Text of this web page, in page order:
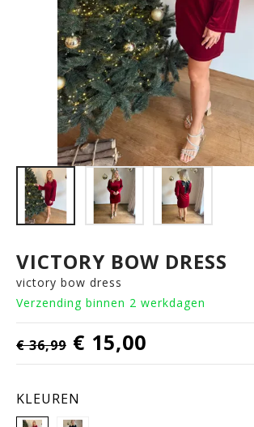
SCHOENEN
CADEAUBON
SOLDEN
VICTORY BOW DRESS
victory bow dress
Verzending binnen 2 werkdagen
€ 36,99 € 15,00
KLEUREN